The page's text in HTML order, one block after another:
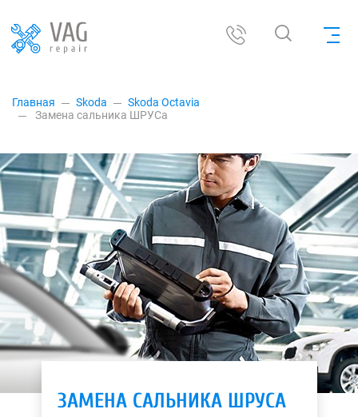
Главная Skoda
Skoda Octavia
Замена сальника ШРУСа
ЗАМЕНА САЛЬНИКА ШРУСА